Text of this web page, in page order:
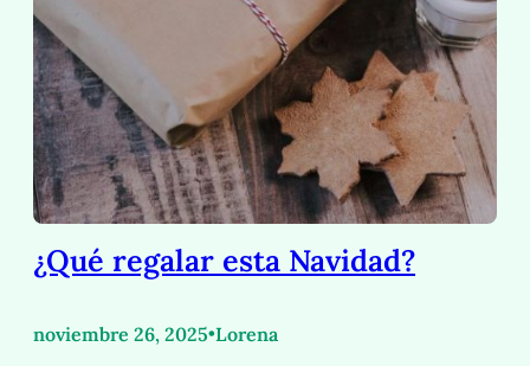
¿Qué regalar esta Navidad?
noviembre 26, 2025•Lorena